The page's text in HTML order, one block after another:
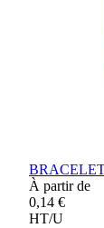
À partir de
0,14 €
HT/U